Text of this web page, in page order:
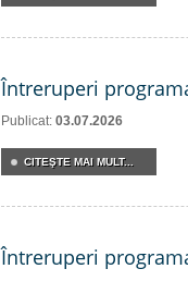
Întreruperi
Publicat: 03.07.2026
CITEŞTE MAI MULT...
Întreruperi